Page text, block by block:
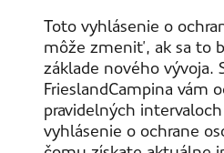
Toto vyhlásenie o
môže zmeniť, ak sa to
základe nového vývoja.
FrieslandCampina vám
pravidelných
vyhlásenie o ochrane